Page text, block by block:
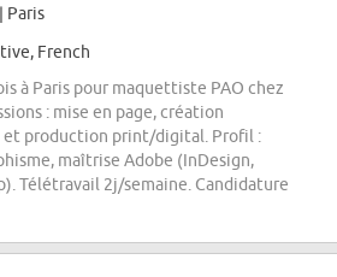
| Paris
French
à Paris pour maquettiste PAO chez
: mise en page, création
et production print/digital. Profil :
maîtrise Adobe (InDesign,
Télétravail 2j/semaine. Candidature